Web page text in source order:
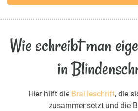
Wie schreibt man
in
Hier hilft die Brailleschrift, die
zusammensetzt und die